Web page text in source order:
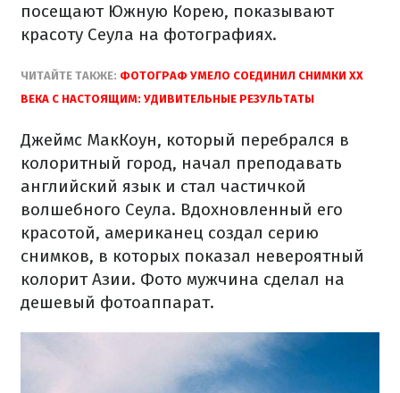
посещают Южную Корею, показывают
красоту Сеула на фотографиях.
ЧИТАЙТЕ ТАКЖЕ: ФОТОГРАФ УМЕЛО СОЕДИНИЛ СНИМКИ ХХ
ВЕКА С НАСТОЯЩИМ: УДИВИТЕЛЬНЫЕ РЕЗУЛЬТАТЫ
Джеймс МакКоун, который перебрался в
колоритный город, начал преподавать
английский язык и стал частичкой
волшебного Сеула. Вдохновленный его
красотой, американец создал серию
снимков, в которых показал невероятный
колорит Азии. Фото мужчина сделал на
дешевый фотоаппарат.